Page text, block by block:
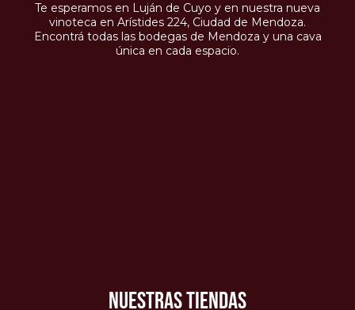
Te esperamos en Luján de Cuyo y en nuestra nueva
vinoteca en Arístides 224, Ciudad de Mendoza.
Encontrá todas las bodegas de Mendoza y una cava
única en cada espacio.
NUESTRAS TIENDAS